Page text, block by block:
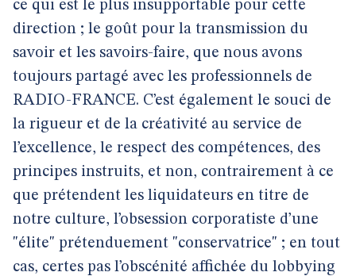
ce qui est le plus insupportable pour cette
direction ; le goût pour la transmission du
savoir et les savoirs-faire, que nous avons
toujours partagé avec les professionnels de
RADIO-FRANCE. C’est également le souci de
la rigueur et de la créativité au service de
l’excellence, le respect des compétences, des
principes instruits, et non, contrairement à ce
que prétendent les liquidateurs en titre de
notre culture, l’obsession corporatiste d’une
"élite" prétenduement "conservatrice" ; en tout
cas, certes pas l’obscénité affichée du lobbying